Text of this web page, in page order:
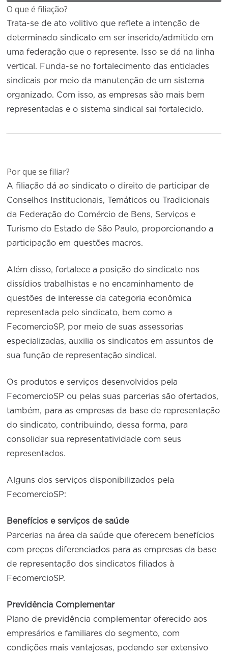
O que é filiação?
Trata-se de ato volitivo que reflete a intenção de
determinado sindicato em ser inserido/admitido em
uma federação que o represente. Isso se dá na linha
vertical. Funda-se no fortalecimento das entidades
sindicais por meio da manutenção de um sistema
organizado. Com isso, as empresas são mais bem
representadas e o sistema sindical sai fortalecido.
Por que se filiar?
A filiação dá ao sindicato o direito de participar de
Conselhos Institucionais, Temáticos ou Tradicionais
da Federação do Comércio de Bens, Serviços e
Turismo do Estado de São Paulo, proporcionando a
participação em questões macros.
Além disso, fortalece a posição do sindicato nos
dissídios trabalhistas e no encaminhamento de
questões de interesse da categoria econômica
representada pelo sindicato, bem como a
FecomercioSP, por meio de suas assessorias
especializadas, auxilia os sindicatos em assuntos de
sua função de representação sindical.
Os produtos e serviços desenvolvidos pela
FecomercioSP ou pelas suas parcerias são ofertados,
também, para as empresas da base de representação
do sindicato, contribuindo, dessa forma, para
consolidar sua representatividade com seus
representados.
Alguns dos serviços disponibilizados pela
FecomercioSP:
Benefícios e serviços de saúde
Parcerias na área da saúde que oferecem benefícios
com preços diferenciados para as empresas da base
de representação dos sindicatos filiados à
FecomercioSP.
Previdência Complementar
Plano de previdência complementar oferecido aos
empresários e familiares do segmento, com
condições mais vantajosas, podendo ser extensivo